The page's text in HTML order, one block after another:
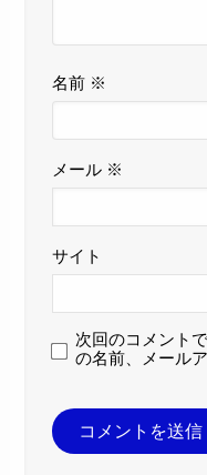
名前 ※
メール ※
サイト
次回のコメント
の名前、メール